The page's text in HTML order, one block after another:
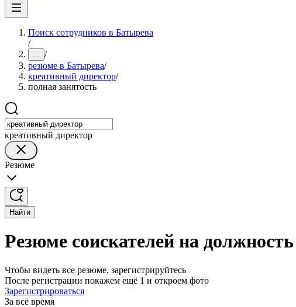
Поиск сотрудников в Батырева
/
... /
резюме в Батырева/
креативный директор/
полная занятость
креативный директор
Резюме
Найти
Резюме соискателей на
Чтобы видеть все резюме, зарегистрируйтесь
После регистрации покажем ещё 1 и откроем фото
Зарегистрироваться
За всё время